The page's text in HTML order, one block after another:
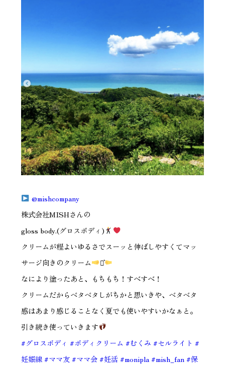
@mishcompany
株式会社MISHさんの
gloss body.(グロスボディ)
クリームが程よいゆるさでスーッと伸ばしやすくてマッ
サージ向きのクリーム
⋆͛
なにより塗ったあと、もちもち！すべすべ！
クリームだからベタベタしがちかと思いきや、ベタベタ
感はあまり感じることなく夏でも使いやすいかなぁと。
引き続き使っていきます
#グロスボディ #ボディクリーム #むくみ #セルライト #
妊娠線 #ママ友 #ママ会 #妊活 #monipla #mish_fan #保